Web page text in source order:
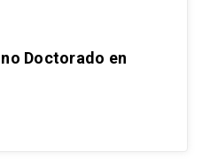
Doctorado en